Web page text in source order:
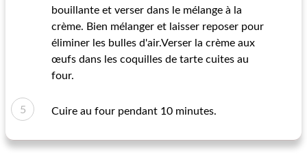
bouillante et verser dans le mélange à la
crème. Bien mélanger et laisser reposer pour
éliminer les bulles d'air.Verser la crème aux
œufs dans les coquilles de tarte cuites au
four.
Cuire au four pendant 10 minutes.